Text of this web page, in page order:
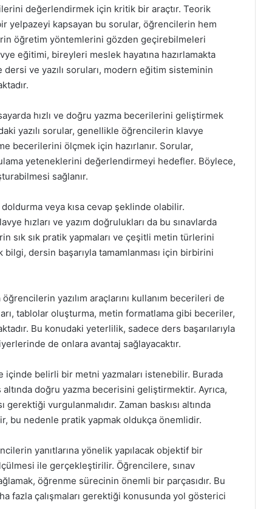
değerlendirmek için kritik bir araçtır. Teorik
yelpazeyi kapsayan bu sorular, öğrencilerin hem
öğretim yöntemlerini gözden geçirebilmeleri
eğitimi, bireyleri meslek hayatına hazırlamakta
ve yazılı soruları, modern eğitim sisteminin
hızlı ve doğru yazma becerilerini geliştirmek
yazılı sorular, genellikle öğrencilerin klavye
becerilerini ölçmek için hazırlanır. Sorular,
yeteneklerini değerlendirmeyi hedefler. Böylece,
sağlanır.
veya kısa cevap şeklinde olabilir.
hızları ve yazım doğrulukları da bu sınavlarda
sık sık pratik yapmaları ve çeşitli metin türlerini
dersin başarıyla tamamlanması için birbirini
yazılım araçlarını kullanım becerileri de
tablolar oluşturma, metin formatlama gibi beceriler,
Bu konudaki yeterlilik, sadece ders başarılarıyla
de onlara avantaj sağlayacaktır.
içinde belirli bir metni yazmaları istenebilir. Burada
altında doğru yazma becerisini geliştirmektir. Ayrıca,
vurgulanmalıdır. Zaman baskısı altında
bu nedenle pratik yapmak oldukça önemlidir.
yanıtlarına yönelik yapılacak objektif bir
ile gerçekleştirilir. Öğrencilere, sınav
öğrenme sürecinin önemli bir parçasıdır. Bu
fazla çalışmaları gerektiği konusunda yol gösterici